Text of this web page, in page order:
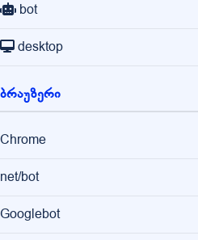
bot
desktop
ბრაუზერი
Chrome
net/bot
Googlebot